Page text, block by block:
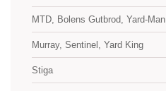
MTD, Bolens Gutbrod, Yard-Man
Murray, Sentinel, Yard King
Stiga